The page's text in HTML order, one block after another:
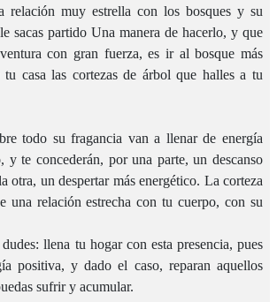
relación muy estrella con los bosques y su
sacas partido Una manera de hacerlo, y que
con gran fuerza, es ir al bosque más
casa las cortezas de árbol que halles a tu
todo su fragancia van a llenar de energía
y te concederán, por una parte, un descanso
otra, un despertar más energético. La corteza
una relación estrecha con tu cuerpo, con su
llena tu hogar con esta presencia, pues
positiva, y dado el caso, reparan aquellos
sufrir y acumular.